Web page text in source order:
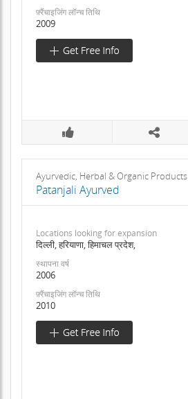
फ़्रैंचाइजिंग लॉन्च तिथि
2009
Ayurvedic, Herbal & Organic Products
Patanjali Ayurved
Locations looking for expansion
दिल्ली, हरियाणा, हिमाचल प्रदेश,
स्थापना वर्ष
2006
फ़्रैंचाइजिंग लॉन्च तिथि
2010